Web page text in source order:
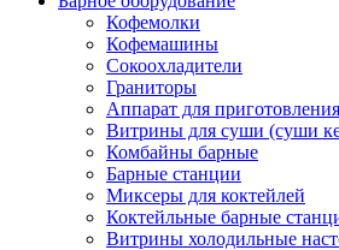
Кофемолки
Кофемашины
Сокоохладители
Граниторы
Аппарат для
Витрины для суши (суши
Комбайны барные
Барные станции
Миксеры для коктейлей
Коктейльные барные
Витрины холодильные